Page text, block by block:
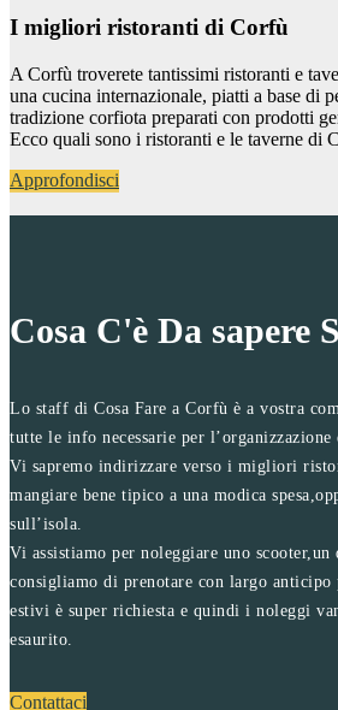
I migliori ristoranti di Corfù
A Corfù troverete tantissimi ristoranti e
una cucina internazionale, piatti a base di
tradizione corfiota preparati con prodotti
Ecco quali sono i ristoranti e le taverne di
Approfondisci
Cosa C'è Da sapere
Lo staff di Cosa Fare a Corfù è a vostra
tutte le info necessarie per l’organizzazione
Vi sapremo indirizzare verso i migliori
mangiare bene tipico a una modica
sull’isola.
Vi assistiamo per noleggiare uno scooter,un
consigliamo di prenotare con largo anticipo
estivi è super richiesta e quindi i noleggi
esaurito.
Contattaci